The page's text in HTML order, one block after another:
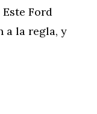
Ford
a la regla, y